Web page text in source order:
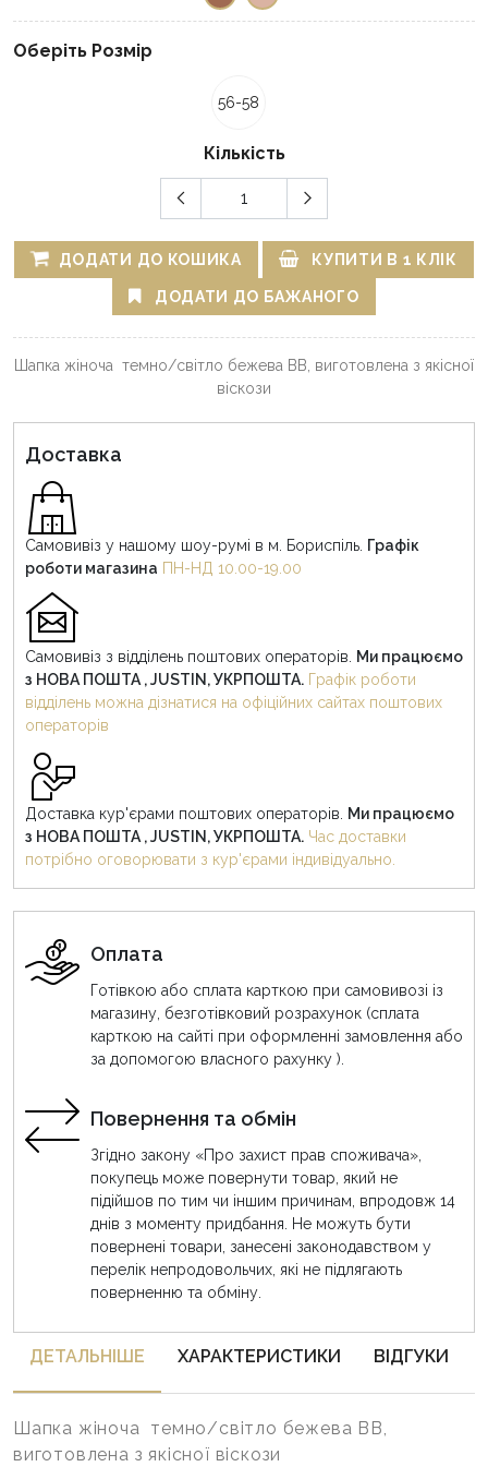
Оберіть Розмір
56-58
Кількість
ДОДАТИ ДО КОШИКА КУПИТИ В 1 КЛІК
ДОДАТИ ДО БАЖАНОГО
Шапка жіноча темно/світло бежева BB, виготовлена з якісної
віскози
Доставка
Самовивіз у нашому шоу-румі в м. Бориспіль. Графік
роботи магазина ПН-НД 10.00-19.00
Самовивіз з відділень поштових операторів. Ми працюємо
з НОВА ПОШТА , JUSTIN, УКРПОШТА. Графік роботи
відділень можна дізнатися на офіційних сайтах поштових
операторів
Доставка кур'єрами поштових операторів. Ми працюємо
з НОВА ПОШТА , JUSTIN, УКРПОШТА. Час доставки
потрібно оговорювати з кур'єрами індивідуально.
Оплата
Готівкою або сплата карткою при самовивозі із
магазину, безготівковий розрахунок (сплата
карткою на сайті при оформленні замовлення або
за допомогою власного рахунку ).
Повернення та обмін
Згідно закону «Про захист прав споживача»,
покупець може повернути товар, який не
підійшов по тим чи іншим причинам, впродовж 14
днів з моменту придбання. Не можуть бути
повернені товари, занесені законодавством у
перелік непродовольчих, які не підлягають
поверненню та обміну.
ДЕТАЛЬНIШЕ ХАРАКТЕРИСТИКИ ВІДГУКИ
Шапка жіноча темно/світло бежева BB,
виготовлена з якісної віскози